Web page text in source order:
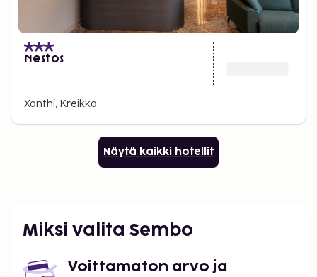
Nestos
Xanthi, Kreikka
Näytä kaikki hotellit
Miksi valita Sembo
Voittamaton arvo ja